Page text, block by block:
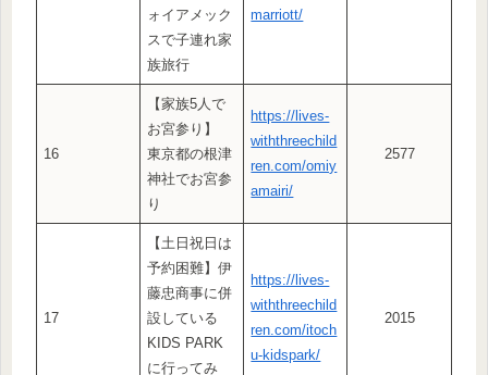
ォイアメック
スで子連れ家
族旅行
marriott/
16
【家族5人で
お宮参り】
東京都の根津
神社でお宮参
り
https://lives-
withthreechild
ren.com/omiy
amairi/
2577
17
【土日祝日は
予約困難】伊
藤忠商事に併
設している
KIDS PARK
に行ってみ
https://lives-
withthreechild
ren.com/itoch
u-kidspark/
2015